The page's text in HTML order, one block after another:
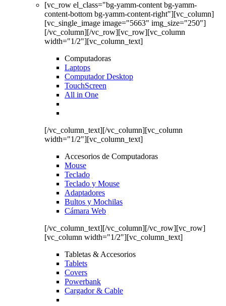
[vc_row el_class="bg-yamm-content bg-yamm-
content-bottom bg-yamm-content-right"][vc_column]
[vc_single_image image="5663" img_size="250"]
[/vc_column][/vc_row][vc_row][vc_column
width="1/2"][vc_column_text]
Computadoras
Laptops
Computador Desktop
TouchScreen
All in One
[/vc_column_text][/vc_column][vc_column
width="1/2"][vc_column_text]
Accesorios de Computadoras
Mouse
Teclado
Teclado y Mouse
Adaptadores
Bultos y Mochilas
Cámara Web
[/vc_column_text][/vc_column][/vc_row][vc_row]
[vc_column width="1/2"][vc_column_text]
Tabletas & Accesorios
Tablets
Covers
Powerbank
Cargador & Cable